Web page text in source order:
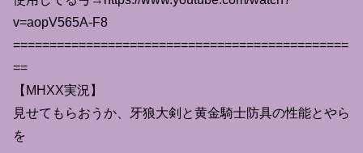
v=aopV565A-F8
==============================================
==
【MHXX実況】
見せてもらおうか、牙狼大剣と黄金騎士防具の性能とやら
を